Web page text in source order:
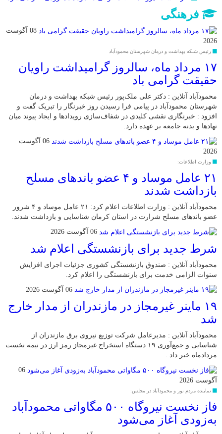
فرهنگی
08 آگوست
2026
رئیس شبکه بهداشت و درمان شهرستان محمودآباد
۱۷ مرداد ماه، سالروز گرامیداشت راویان
حقیقت گرامی باد
محمودآباد آنلاین : دکتر علی ملک‌پور رئیس شبکه بهداشت و درمان
شهرستان محمودآباد در پیامی فرا رسیدن روز خبرنگار را تبریک گفت و
افزود : خبرنگاری نقشی کلیدی در شفاف‌سازی رویدادها و ایجاد پیوند میان
نهادها و بدنه جامعه بر عهده دارد.
06 آگوست
2026
وزارت اطلاعات:
۲۱ عامل موساد و ۴ عضو باند‌های مسلح
بازداشت شدند
محمودآباد آنلاین : وزارت اطلاعات اعلام کرد: ۲۱ عامل موساد و ۴ شرور
عضو باند‌های مسلح شرارت در استان کرمان شناسایی و بازداشت شدند.
06 آگوست 2026
شرط جدید برای بازنشستگی اعلام شد
محمودآباد آنلاین : صندوق بازنشستگی کشوری جزئیات اجرای افزایش
سنوات الزامی خدمت برای بازنشستگی را اعلام کرد.
06 آگوست 2026
۱۹ ماینر غیرمجاز در مازندران از مدار خارج
شد
محمودآباد آنلاین : مدیرعامل شرکت توزیع نیروی برق مازندران از
شناسایی و جمع‌آوری ۱۹ دستگاه استخراج غیرمجاز رمز ارز در نیمه نخست
مردادماه خبر داد .
06
آگوست 2026
نماینده مردم نور و محمودآباد در مجلس:
فاز نخست نیروگاه ۵۰۰ مگاواتی محمودآباد
به‌زودی آغاز می‌شود